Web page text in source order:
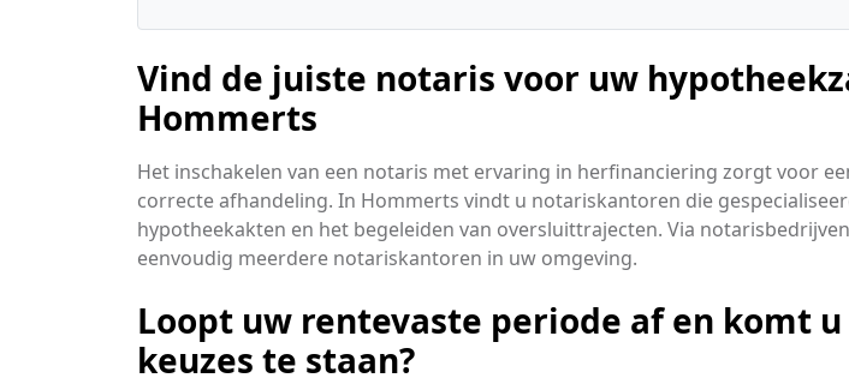
Vind de juiste notaris voor uw
Hommerts
Het inschakelen van een notaris met ervaring in herfinanciering zorgt voor
correcte afhandeling. In Hommerts vindt u notariskantoren die
hypotheekakten en het begeleiden van oversluittrajecten. Via
eenvoudig meerdere notariskantoren in uw omgeving.
Loopt uw rentevaste periode af en komt
keuzes te staan?